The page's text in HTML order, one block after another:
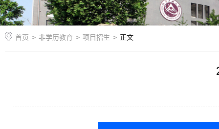
首页 > 非学历教育 > 项目招生 > 正文